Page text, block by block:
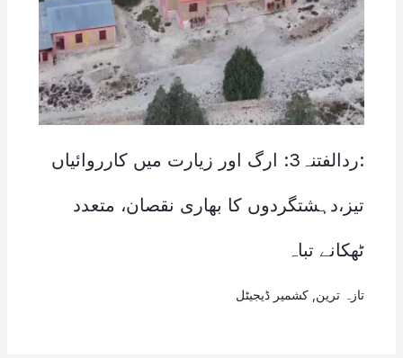
:ردالفتنہ3: ارگ اور زیارت میں کارروائیاں
تیز،دہشتگردوں کا بھاری نقصان، متعدد
ٹھکانے تباہ
تازہ ترین کشمیر ڈیجیٹل